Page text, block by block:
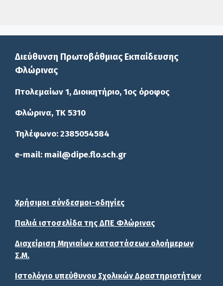
Διεύθυνση Πρωτοβάθμιας Εκπαίδευσης
Φλώρινας
Πτολεμαίων 1, Διοικητήριο, 1ος όροφος
Φλώρινα, ΤΚ 5310
Τηλέφωνο: 2385054584
e-mail: mail@dipe.flo.sch.gr
Χρήσιμοι σύνδεσμοι-οδηγίες
Παλιά ιστοσελίδα της ΔΠΕ Φλώρινας
Διαχείριση Μηνιαίων καταστάσεων ολοήμερων
Σ.Μ.
Ιστολόγιο υπεύθυνου Σχολικών Δραστηριοτήτων